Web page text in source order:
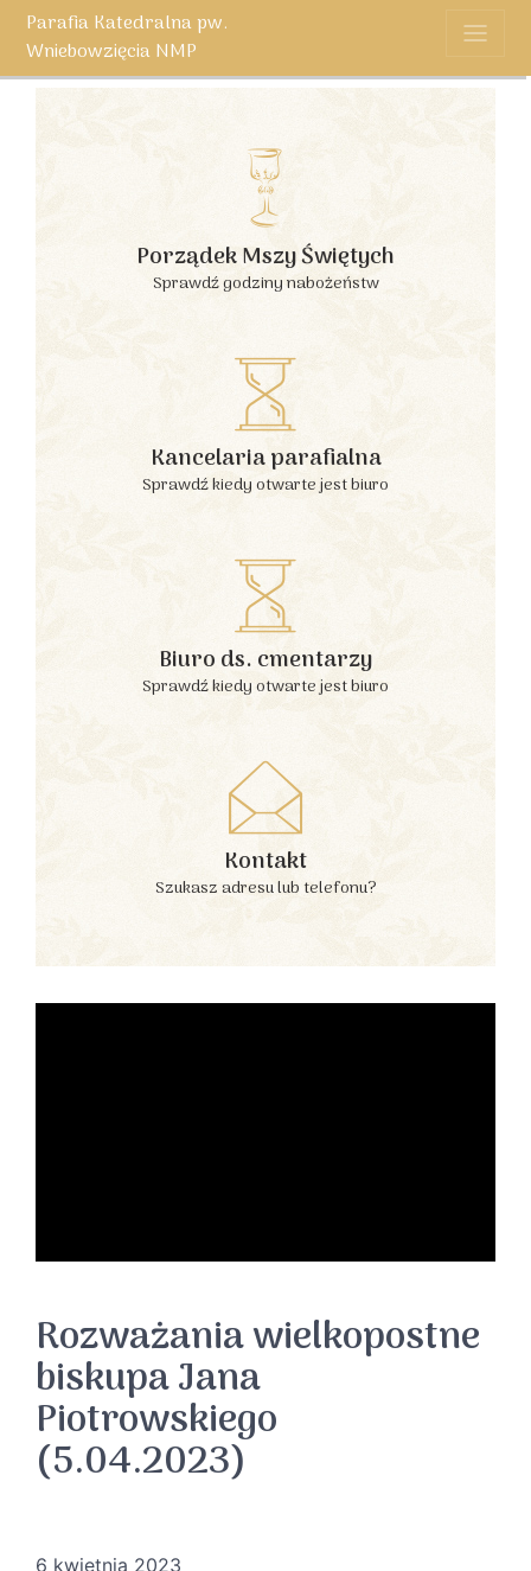
Parafia Katedralna pw.
Wniebowzięcia NMP
Porządek Mszy Świętych
Sprawdź godziny nabożeństw
Kancelaria parafialna
Sprawdź kiedy otwarte jest biuro
Biuro ds. cmentarzy
Sprawdź kiedy otwarte jest biuro
Kontakt
Szukasz adresu lub telefonu?
Rozważania wielkopostne
biskupa Jana
Piotrowskiego
(5.04.2023)
6 kwietnia 2023